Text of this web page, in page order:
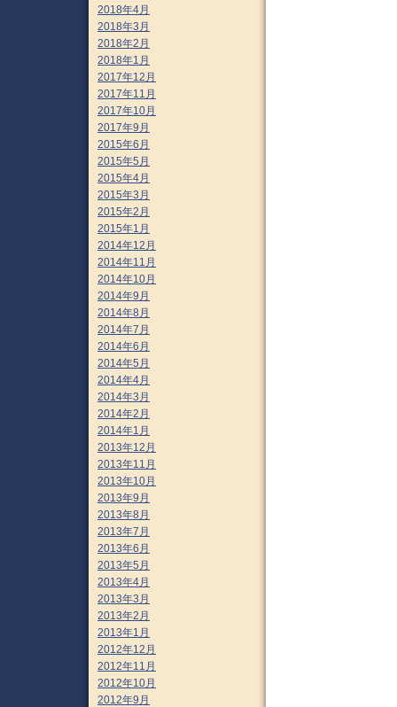
2018年4月
2018年3月
2018年2月
2018年1月
2017年12月
2017年11月
2017年10月
2017年9月
2015年6月
2015年5月
2015年4月
2015年3月
2015年2月
2015年1月
2014年12月
2014年11月
2014年10月
2014年9月
2014年8月
2014年7月
2014年6月
2014年5月
2014年4月
2014年3月
2014年2月
2014年1月
2013年12月
2013年11月
2013年10月
2013年9月
2013年8月
2013年7月
2013年6月
2013年5月
2013年4月
2013年3月
2013年2月
2013年1月
2012年12月
2012年11月
2012年10月
2012年9月